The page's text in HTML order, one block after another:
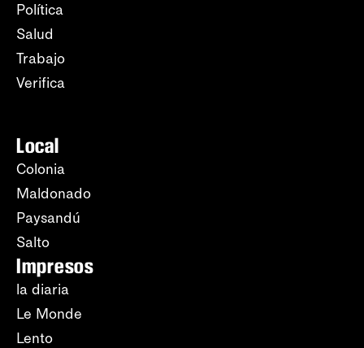
Política
Salud
Trabajo
Verifica
Local
Colonia
Maldonado
Paysandú
Salto
Impresos
la diaria
Le Monde
Lento